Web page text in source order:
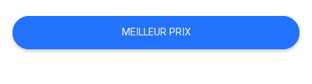
MEILLEUR PRIX